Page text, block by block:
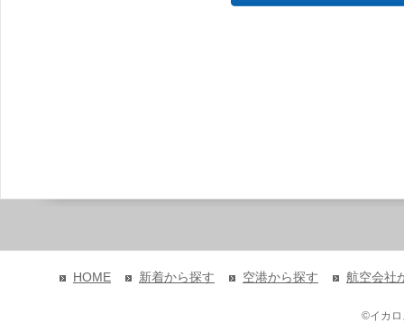
HOME 新着から探す 空港から探す 航空会社
©イカ